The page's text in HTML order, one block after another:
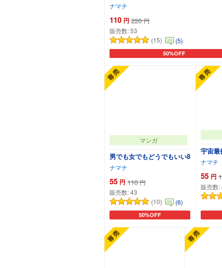
ナマチ
110 円 220 円
販売数:53
(15)
(5)
50%OFF
カートに追加
マンガ
男でも女でもどうでもいい8
ナマチ
55 円 110 円
販売数:43
(10)
(6)
50%OFF
カートに追加
宇宙最
ナマチ
55 円
販売数: